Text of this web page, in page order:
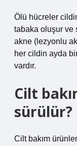
Ölü hücreler
tabaka oluşur ve
akne (lezyonlu
her cildin ayda
vardır.
Cilt
sürülür?
Cilt bakım